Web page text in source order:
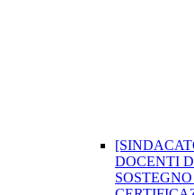
DOCENTI